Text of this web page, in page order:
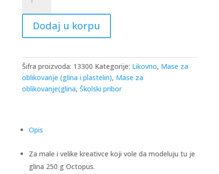
250g
Octopus
količina
Dodaj u korpu
Šifra proizvoda: 13300 Kategorije: Likovno, Mase za
oblikovanje (glina i plastelin), Mase za
oblikovanje(glina, Školski pribor
Opis
Za male i velike kreativce koji vole da modeluju tu je
glina 250 g Octopus.